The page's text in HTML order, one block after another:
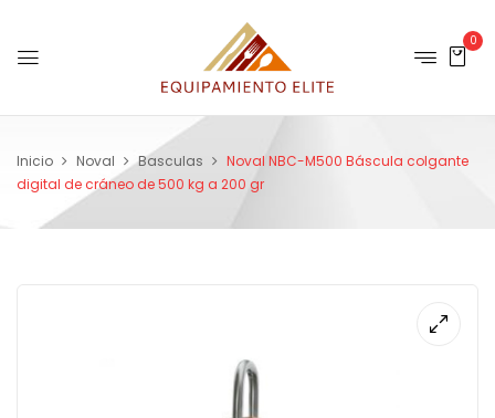
0
Inicio Noval Basculas
Noval NBC-M500 Báscula colgante
digital de cráneo de 500 kg a 200 gr